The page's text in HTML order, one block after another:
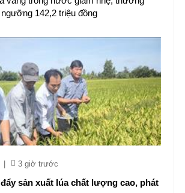
142,2 triệu đồng
3 giờ trước
sản xuất lúa chất lượng cao, phát